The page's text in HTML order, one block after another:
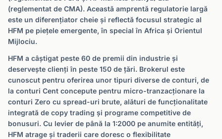
(reglementat de CMA). Această amprentă regulatorie largă
este un diferențiator cheie și reflectă focusul strategic al
HFM pe piețele emergente, în special în Africa și Orientul
Mijlociu.
HFM a câștigat peste 60 de premii din industrie și
deservește clienți în peste 150 de țări. Brokerul este
cunoscut pentru oferirea unor tipuri diverse de conturi, de
la conturi Cent concepute pentru micro-tranzacționare la
conturi Zero cu spread-uri brute, alături de funcționalitate
integrată de copy trading și programe competitive de
bonusuri. Cu levier de până la 1:2000 pe anumite entități,
HFM atrage și traderii care doresc o flexibilitate